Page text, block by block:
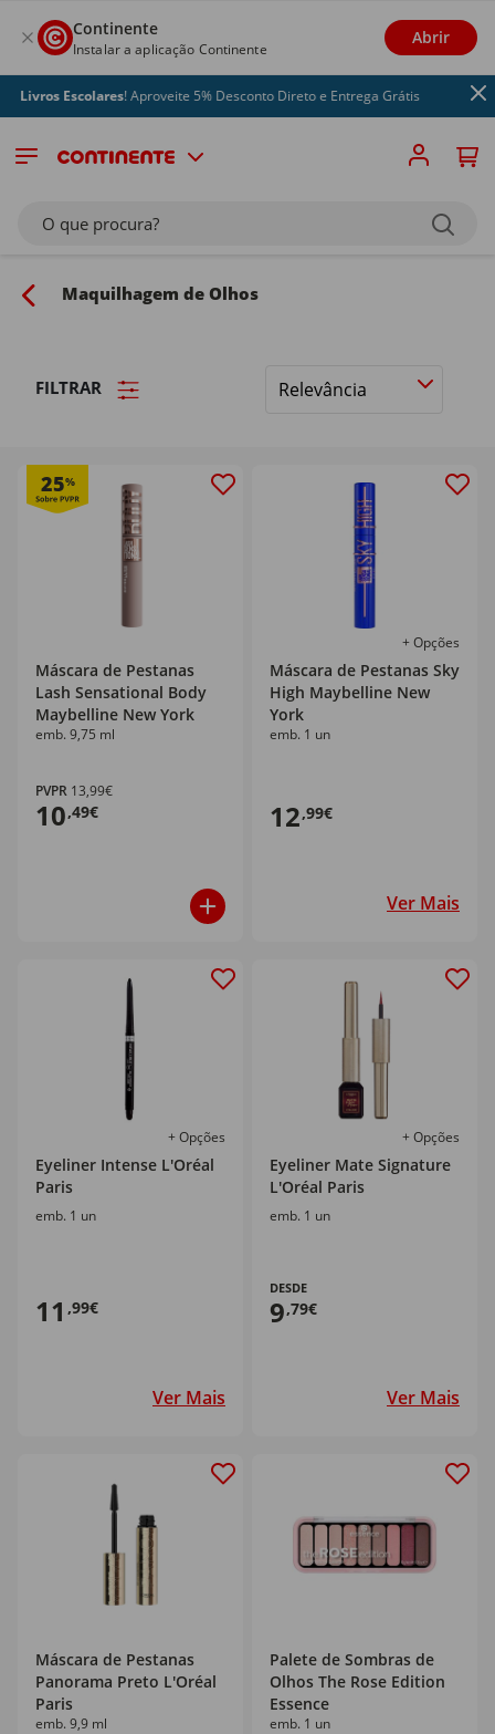
Continente
Instalar a aplicação Continente
Abrir
Escolares! Aproveite 5% Desconto Direto e Entrega Grátis
O que procura?
Maquilhagem de Olhos
FILTRAR
Ordenar
25%
Máscara de Pestanas
Lash Sensational Body
Maybelline New York
emb. 9,75 ml
PVPR 13,99€
10,49€
+ Opções
Máscara de Pestanas Sky
High Maybelline New
York
emb. 1 un
12,99€
Ver Mais
+ Opções
Eyeliner Intense L'Oréal
Paris
emb. 1 un
11 ,99€
Ver Mais
+ Opções
Eyeliner Mate Signature
L'Oréal Paris
emb. 1 un
DESDE
9,79€
Ver Mais
Máscara de Pestanas
Panorama Preto L'Oréal
Paris
emb. 9,9 ml
Palete de Sombras de
Olhos The Rose Edition
Essence
emb. 1 un